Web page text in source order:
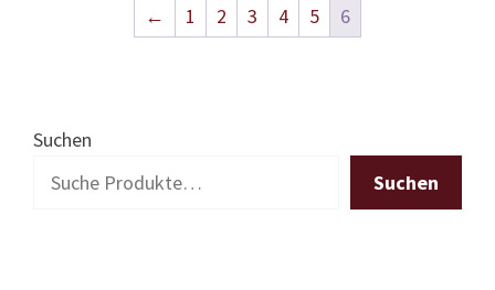
← 1 2 3 4 5 6
Suchen
Suchen